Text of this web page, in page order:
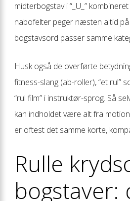
midterbogstav i “_U_”
nabofelter peger næsten altid på
bogstavsord passer samme
Husk også de overførte
fitness-slang (ab-roller), “et rul”
“rul film” i instruktør-sprog. Så
kan indholdet være alt fra
er oftest det samme korte,
Rulle
bogstaver: